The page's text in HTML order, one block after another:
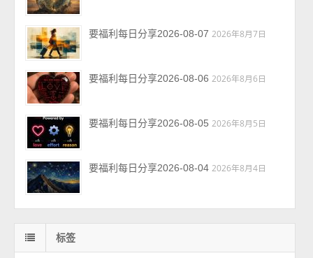
要福利每日分享2026-08-07 2026年8月7日
要福利每日分享2026-08-06 2026年8月6日
要福利每日分享2026-08-05 2026年8月5日
要福利每日分享2026-08-04 2026年8月4日
标签